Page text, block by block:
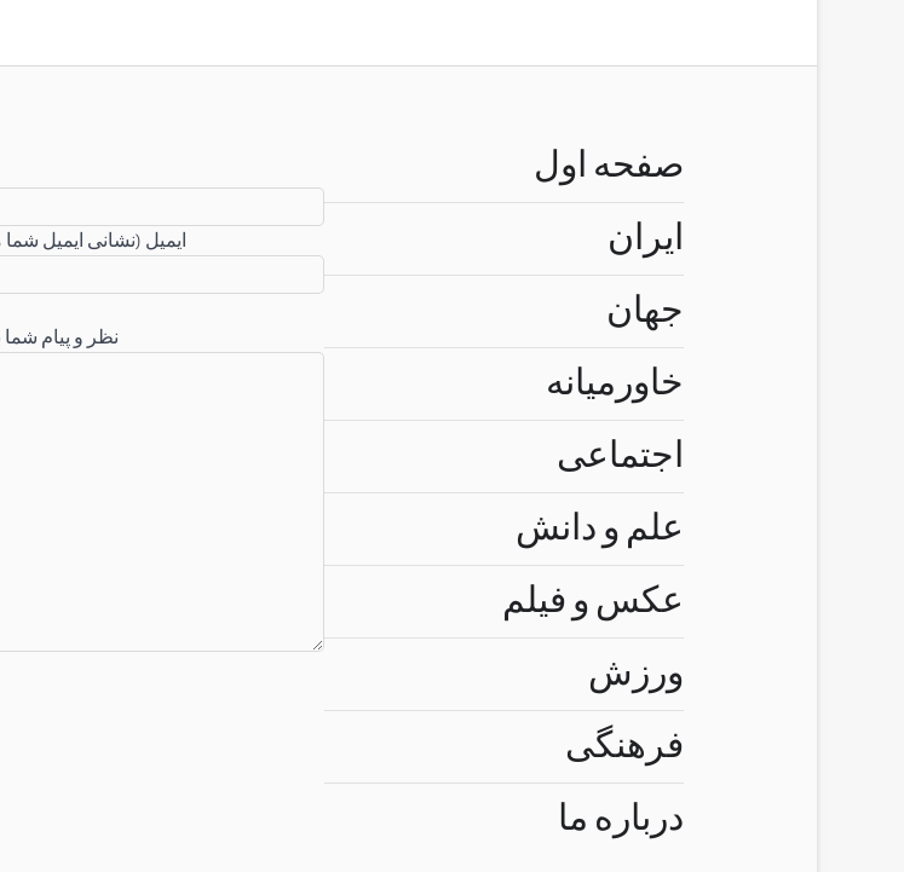
صفحه اول
ایران
جهان
خاورمیانه
اجتماعی
علم و دانش
عکس و فیلم
ورزش
فرهنگی
درباره ما
:ایمیل (نشانی ایمیل
:نظر و پیام